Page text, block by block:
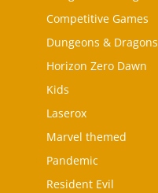
Competitive Games
Dungeons & Dragons
Horizon Zero Dawn
Kids
Laserox
Marvel themed
Pandemic
Resident Evil